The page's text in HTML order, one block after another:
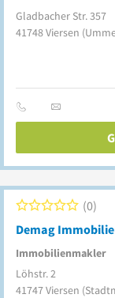
Gladbacher Str. 357
41748Viersen
Demag
Immobilienmakler
0
Löhstr. 2
41747Viersen